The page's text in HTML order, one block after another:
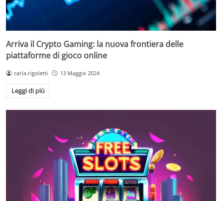
Arriva il Crypto Gaming: la nuova frontiera delle
piattaforme di gioco online
carla.rigoletti 13 Maggio 2024
Leggi di più